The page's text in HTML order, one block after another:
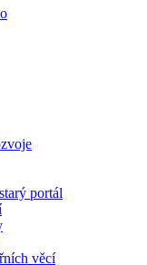
portál
věcí